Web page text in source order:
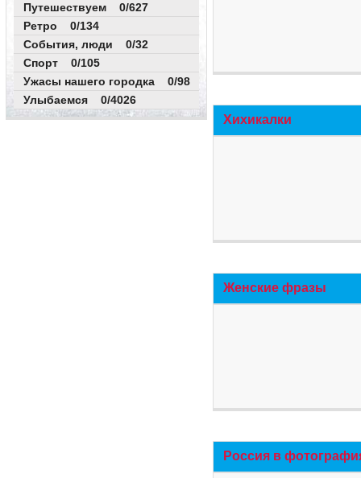
Путешествуем 0/627
Ретро 0/134
События, люди 0/32
Спорт 0/105
Ужасы нашего городка 0/98
Улыбаемся 0/4026
Хихикалки
Женские фразы
Россия в